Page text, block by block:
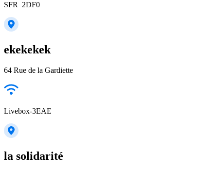
SFR_2DF0
ekekekek
64 Rue de la Gardiette
Livebox-3EAE
la solidarité